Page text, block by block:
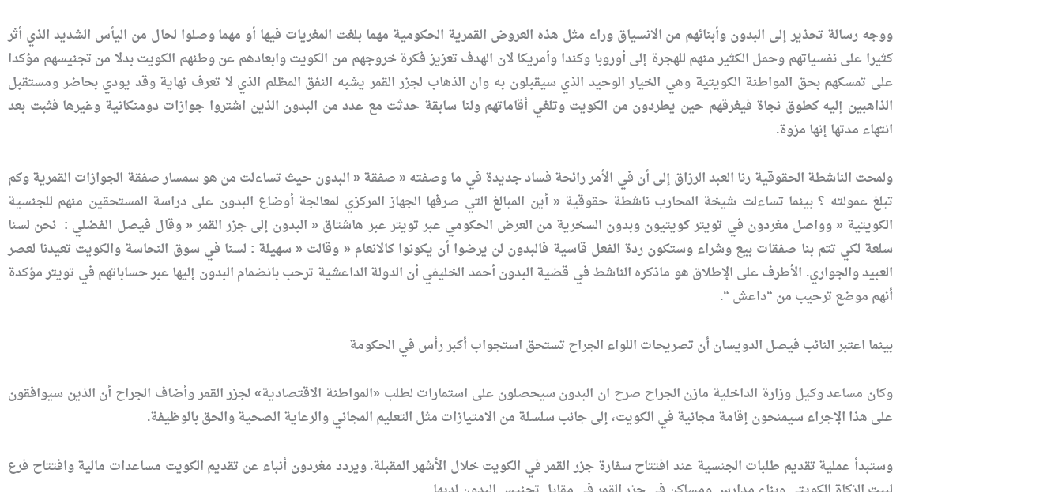
ووجه رسالة تحذير إلى البدون وأبنائهم من الانسياق وراء مثل هذه العروض القمرية الحكومية مهما بلغت المغريات فيها أو مهما وصلوا لحال من اليأس الشديد الذي أثر
كثيرا على نفسياتهم وحمل الكثير منهم للهجرة إلى أوروبا وكندا وأمريكا لان الهدف تعزيز فكرة خروجهم من الكويت وابعادهم عن وطنهم الكويت بدلا من تجنيسهم مؤكدا
على تمسكهم بحق المواطنة الكويتية وهي الخيار الوحيد الذي سيقبلون به وان الذهاب لجزر القمر يشبه النفق المظلم الذي لا تعرف نهاية وقد يودي بحاضر ومستقبل
الذاهبين إليه كطوق نجاة فيغرقهم حين يطردون من الكويت وتلغي أقاماتهم ولنا سابقة حدثت مع عدد من البدون الذين اشتروا جوازات دومنكانية وغيرها فثبت بعد
انتهاء مدتها إنها مزوة.
ولمحت الناشطة الحقوقية رنا العبد الرزاق إلى أن في الأمر رائحة فساد جديدة في ما وصفته « صفقة « البدون حيث تساءلت من هو سمسار صفقة الجوازات القمرية وكم
تبلغ عمولته ؟ بينما تساءلت شيخة المحارب ناشطة حقوقية « أين المبالغ التي صرفها الجهاز المركزي لمعالجة أوضاع البدون على دراسة المستحقين منهم للجنسية
الكويتية « وواصل مغردون في تويتر كويتيون وبدون السخرية من العرض الحكومي عبر تويتر عبر هاشتاق « البدون إلى جزر القمر « وقال فيصل الفضلي : نحن لسنا
سلعة لكي تتم بنا صفقات بيع وشراء وستكون ردة الفعل قاسية فالبدون لن يرضوا أن يكونوا كالانعام « وقالت « سهيلة : لسنا في سوق النحاسة والكويت تعيدنا لعصر
العبيد والجواري. الأطرف على الإطلاق هو ماذكره الناشط في قضية البدون أحمد الخليفي أن الدولة الداعشية ترحب بانضمام البدون إليها عبر حساباتهم في تويتر مؤكدة
أنهم موضع ترحيب من “داعش “.
بينما اعتبر النائب فيصل الدويسان أن تصريحات اللواء الجراح تستحق استجواب أكبر رأس في الحكومة
وكان مساعد وكيل وزارة الداخلية مازن الجراح صرح ان البدون سيحصلون على استمارات لطلب «المواطنة الاقتصادية» لجزر القمر وأضاف الجراح أن الذين سيوافقون
على هذا الإجراء سيمنحون إقامة مجانية في الكويت، إلى جانب سلسلة من الامتيازات مثل التعليم المجاني والرعاية الصحية والحق بالوظيفة.
وستبدأ عملية تقديم طلبات الجنسية عند افتتاح سفارة جزر القمر في الكويت خلال الأشهر المقبلة. ويردد مغردون أنباء عن تقديم الكويت مساعدات مالية وافتتاح فرع